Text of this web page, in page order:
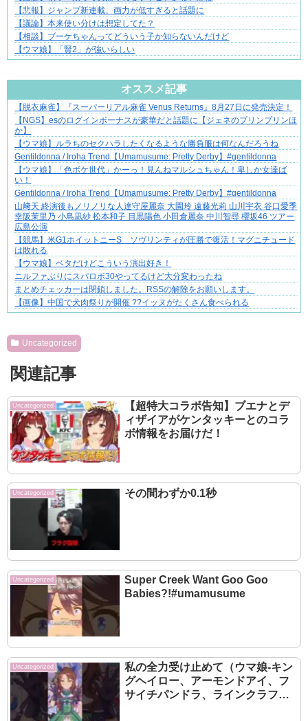
【悲報】ジャンプ新連載、画力が低すぎると話題に
【議論】本来使い分けは想定してた？
【相談】ブーケちゃんってどういう子か知らないんだけど
【ウマ娘】「賢2」が強いらしい
オススメ記事
恋は疑惑に染まり、狂気へ変わる
【脱衣麻雀】『スーパーリアル麻雀 Venus Returns』8月27日に発売決定！
【NGS】esのログインボーナスが豪華だと話題に【ジェネのプリンプリンほ
か】
【ウマ娘】ルラちのセクハラしたくなるような勝負服は何なんだろうね
Gentildonna / Iroha Trend【Umamusume: Pretty Derby】#gentildonna
【ウマ娘】「色ボケ世代」かーっ！見んねマルシュちゃん！卑しか女達ば
い！
Gentildonna / Iroha Trend【Umamusume: Pretty Derby】#gentildonna
山﨑天 終演後もノリノリな人達守屋麗奈 大園玲 遠藤光莉 山川宇衣 谷口愛季
幸阪茉里乃 小島凪紗 松本和子 目黒陽色 小田倉麗奈 中川智尋 櫻坂46 ツアー
広島公演
【競馬】米G1ホイットニーS ソヴリンティが圧勝で復活！マグニチュード
は敗れる
【ウマ娘】ベタだけどこういう演出好き！
ニルファぶりにスパロボ30やってるけど大分変わったね
まとめチェッカーは閉鎖しました。RSSの解除をお願いします。
【画像】中国で犬肉祭りが開催 ??イッヌがたくさん食べられる
Uncategorized
関連記事
Uncategorized
【超特大コラボ告知】ブエナとデ
ィザイアがケンタッキーとのコラ
ボ情報をお届けだ！
Uncategorized その間わずか0.1秒
Uncategorized
Super Creek Want Goo Goo
Babies?!#umamusume
Uncategorized
私の全力受け止めて（ウマ娘-キン
グヘイロー、アーモンドアイ、フ
サイチパンドラ、ラインクラフ